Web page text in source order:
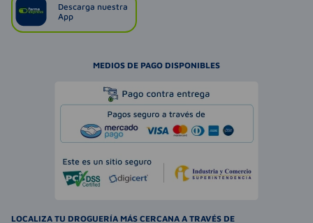
Descarga nuestra
App
MEDIOS DE PAGO DISPONIBLES
LOCALIZA TU DROGUERÍA MÁS CERCANA A TRAVÉS DE